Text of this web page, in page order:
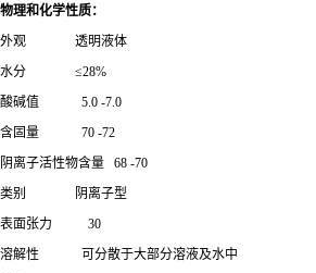
物理和化学性质：
外观
透明液体
水分
≤28%
酸碱值 5.0 -7.0
含固量 70 -72
阴离子活性物含量 68 -70
类别
阴离子型
表面张力 30
溶解性
可分散于大部分溶液及水中